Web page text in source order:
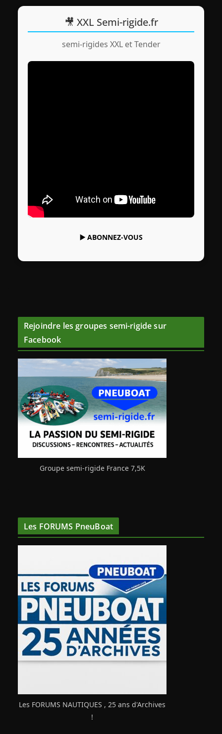
🎥 XXL Semi-rigide.fr
semi-rigides XXL et Tender
▶️ ABONNEZ-VOUS
Rejoindre les groupes semi-rigide sur
Facebook
Groupe semi-rigide France 7,5K
Les FORUMS PneuBoat
Les FORUMS NAUTIQUES , 25 ans d'Archives
!